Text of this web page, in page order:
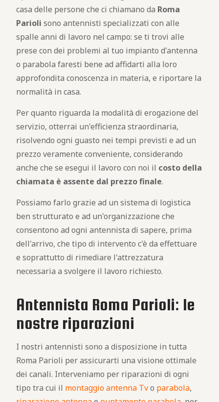
casa delle persone che ci chiamano da Roma
Parioli sono antennisti specializzati con alle
spalle anni di lavoro nel campo: se ti trovi alle
prese con dei problemi al tuo impianto d'antenna
o parabola faresti bene ad affidarti alla loro
approfondita conoscenza in materia, e riportare la
normalità in casa.
Per quanto riguarda la modalità di erogazione del
servizio, otterrai un'efficienza straordinaria,
risolvendo ogni guasto nei tempi previsti e ad un
prezzo veramente conveniente, considerando
anche che se esegui il lavoro con noi il costo della
chiamata è assente dal prezzo finale.
Possiamo farlo grazie ad un sistema di logistica
ben strutturato e ad un'organizzazione che
consentono ad ogni antennista di sapere, prima
dell'arrivo, che tipo di intervento c'è da effettuare
e soprattutto di rimediare l'attrezzatura
necessaria a svolgere il lavoro richiesto.
Antennista Roma Parioli: le
nostre riparazioni
I nostri antennisti sono a disposizione in tutta
Roma Parioli per assicurarti una visione ottimale
dei canali. Interveniamo per riparazioni di ogni
tipo tra cui il montaggio antenna Tvo parabola,